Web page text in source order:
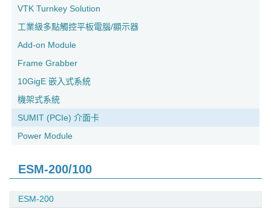
VTK Turnkey Solution
工業級多點觸控平板電腦/顯示器
Add-on Module
Frame Grabber
10GigE 嵌入式系統
機架式系統
SUMIT (PCIe) 介面卡
Power Module
ESM-200/100
ESM-200